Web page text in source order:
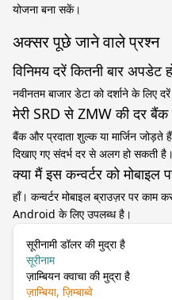
योजना बना सकें।
अक्सर पूछे जाने वाले प्रश्न
विनिमय दरें कितनी बार अपडेट
नवीनतम बाजार डेटा को दर्शाने के लिए
मेरी SRD से ZMW की दर
बैंक और प्रदाता शुल्क या मार्जिन जोड़ते
दिखाए गए संदर्भ दर से अलग हो सकती है।
क्या मैं इस कन्वर्टर को
हाँ। कन्वर्टर मोबाइल ब्राउज़र पर काम
Android के लिए उपलब्ध है।
सूरीनामी डॉलर की मुद्रा है
सूरीनाम
ज़ाम्बियन क्वाचा की मुद्रा है
ज़ाम्बिया, ज़िम्बाब्वे